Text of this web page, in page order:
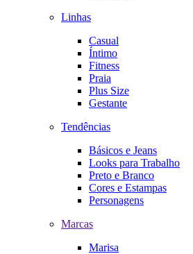
Linhas
Casual
Íntimo
Fitness
Praia
Plus Size
Gestante
Tendências
Básicos e Jeans
Looks para Trabalho
Preto e Branco
Cores e Estampas
Personagens
Marcas
Marisa